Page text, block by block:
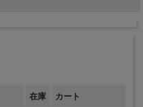
在庫 カート